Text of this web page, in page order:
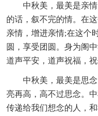
中秋美，最美是亲
的话，叙不完的情。在
亲情，增进亲情;在这个
圆，享受团圆。身为阁
道声平安，道声祝福，祝
中秋美，最美是思
亮再高，高不过思念。
传递给我们想念的人，